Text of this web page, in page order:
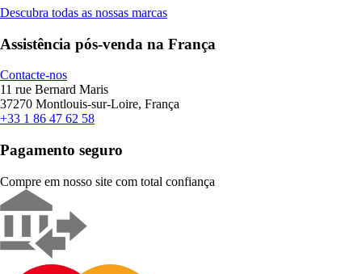
Descubra todas as nossas marcas
Assistência pós-venda na França
Contacte-nos
11 rue Bernard Maris
37270 Montlouis-sur-Loire, França
+33 1 86 47 62 58
Pagamento seguro
Compre em nosso site com total confiança